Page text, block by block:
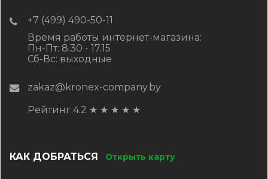
+7 (499) 490-50-11
Время работы интернет-магазина:
Пн-Пт: 8.30 - 17.15
Сб-Вс: выходные
zakaz@kronex-company.by
Рейтинг 4.2 ★ ★ ★ ★ ★
КАК ДОБРАТЬСЯ Открыть карту